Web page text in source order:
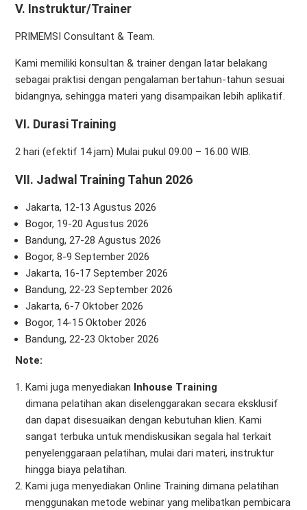
V. Instruktur/Trainer
PRIMEMSI Consultant & Team.
Kami memiliki konsultan & trainer dengan latar belakang
sebagai praktisi dengan pengalaman bertahun-tahun sesuai
bidangnya, sehingga materi yang disampaikan lebih aplikatif.
VI. Durasi Training
2 hari (efektif 14 jam) Mulai pukul 09.00 – 16.00 WIB.
VII. Jadwal Training Tahun 2026
Jakarta, 12-13 Agustus 2026
Bogor, 19-20 Agustus 2026
Bandung, 27-28 Agustus 2026
Bogor, 8-9 September 2026
Jakarta, 16-17 September 2026
Bandung, 22-23 September 2026
Jakarta, 6-7 Oktober 2026
Bogor, 14-15 Oktober 2026
Bandung, 22-23 Oktober 2026
Note:
Kami juga menyediakan Inhouse Training
dimana pelatihan akan diselenggarakan secara eksklusif
dan dapat disesuaikan dengan kebutuhan klien. Kami
sangat terbuka untuk mendiskusikan segala hal terkait
penyelenggaraan pelatihan, mulai dari materi, instruktur
hingga biaya pelatihan.
Kami juga menyediakan Online Training dimana pelatihan
menggunakan metode webinar yang melibatkan pembicara